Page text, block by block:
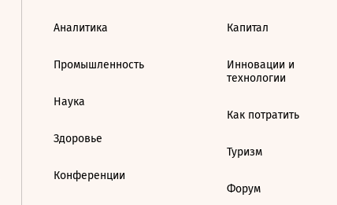
Аналитика
Промышленность
Наука
Здоровье
Конференции
Капитал
Инновации и
технологии
Как потратить
Туризм
Форум